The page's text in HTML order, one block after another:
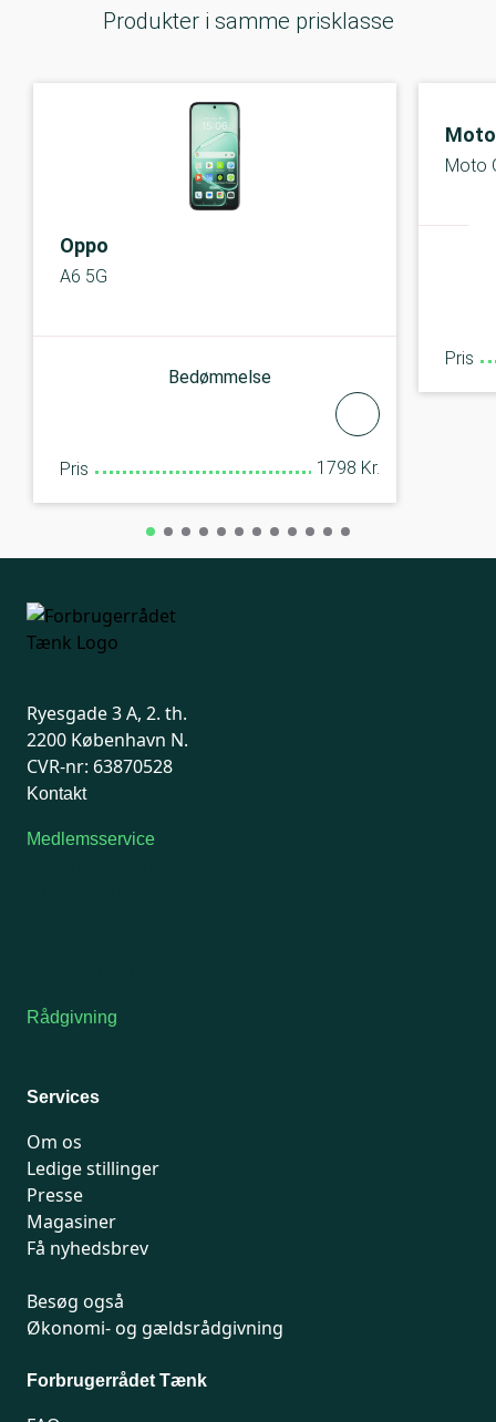
Produkter i samme prisklasse
Oppo
A6 5G
Bedømmelse
Pris 1798 Kr.
Moto
Pris
Ryesgade 3 A, 2. th.
2200 København N.
CVR-nr: 63870528
Kontakt
Medlemsservice
Rådgivning
Services
Om os
Ledige stillinger
Presse
Magasiner
Få nyhedsbrev
Besøg også
Økonomi- og gældsrådgivning
Forbrugerrådet Tænk